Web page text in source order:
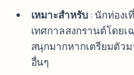
เหมาะสำหรับ: นักท่องเ
เทศกาลสงกรานต์โดยเ
สนุกมากหากเตรียมตัว
อื่นๆ